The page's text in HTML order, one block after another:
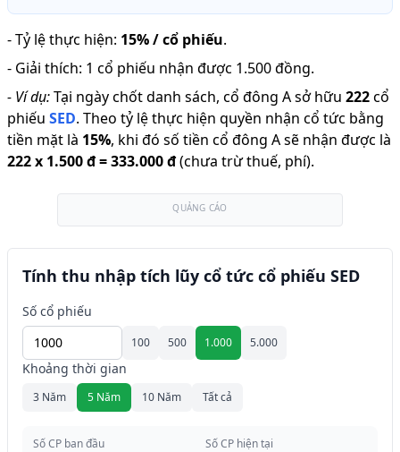
-Tỷ lệ thực hiện: 15% / cổ phiếu.
- Giải thích: 1 cổ phiếu nhận được 1.500 đồng.
- Ví dụ:Tại ngày chốt danh sách, cổ đông A sở hữu 222cổ
phiếu SED. Theo tỷ lệ thực hiện quyền nhận cổ tức bằng
tiền mặt là 15%, khi đó số tiền cổ đông A sẽ nhận được là
222x 1.500 đ=333.000 đ(chưa trừ thuế, phí).
QUẢNG CÁO
Tính thu nhập tích lũy cổ tức cổ phiếu SED
Số cổ phiếu
100 500 1.000 5.000
Khoảng thời gian
3 Năm 5 Năm 10 Năm Tất cả
Số CP ban đầu Số CP hiện tại